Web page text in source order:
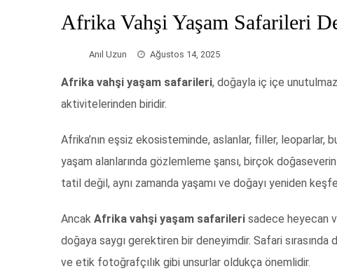
Afrika Vahşi Yaşam Safarileri
Anıl Uzun Ağustos 14, 2025
Afrika vahşi yaşam safarileri, doğayla iç içe
aktivitelerinden biridir.
Afrika’nın eşsiz ekosisteminde, aslanlar, filler, leoparlar,
yaşam alanlarında gözlemleme şansı, birçok
tatil değil, aynı zamanda yaşamı ve doğayı yeniden
Ancak Afrika vahşi yaşam safarileri sadece heyecan
doğaya saygı gerektiren bir deneyimdir. Safari
ve etik fotoğrafçılık gibi unsurlar oldukça önemlidir.